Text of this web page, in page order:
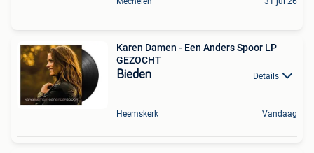
Karen Damen - Een Anders Spoor LP
GEZOCHT
Bieden Details
Heemskerk Vandaag